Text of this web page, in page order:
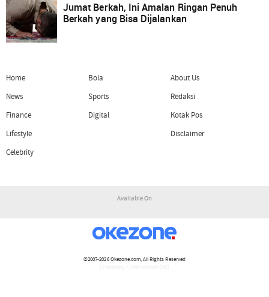
Jumat Berkah, Ini Amalan Ringan Penuh
Berkah yang Bisa Dijalankan
Home
News
Finance
Lifestyle
Celebrity
Bola
Sports
Digital
About Us
Redaksi
Kotak Pos
Disclaimer
Available On
©2007-2026Okezone.com, All Rights Reserved